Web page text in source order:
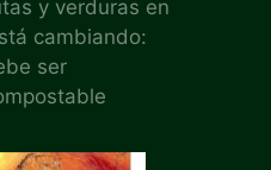
y verduras en
cambiando:
ser